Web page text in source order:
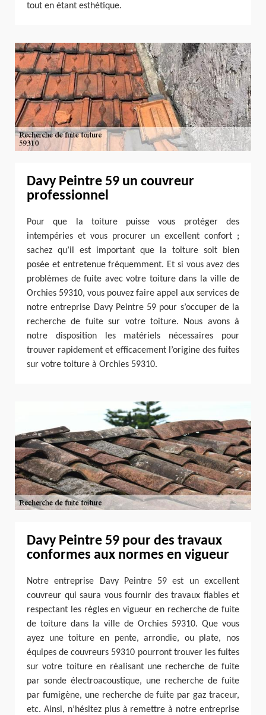
tout en étant esthétique.
Davy Peintre 59 un couvreur
professionnel
Pour que la toiture puisse vous protéger des
intempéries et vous procurer un excellent confort ;
sachez qu’il est important que la toiture soit bien
posée et entretenue fréquemment. Et si vous avez des
problèmes de fuite avec votre toiture dans la ville de
Orchies 59310, vous pouvez faire appel aux services de
notre entreprise Davy Peintre 59 pour s’occuper de la
recherche de fuite sur votre toiture. Nous avons à
notre disposition les matériels nécessaires pour
trouver rapidement et efficacement l’origine des fuites
sur votre toiture à Orchies 59310.
Davy Peintre 59 pour des travaux
conformes aux normes en vigueur
Notre entreprise Davy Peintre 59 est un excellent
couvreur qui saura vous fournir des travaux fiables et
respectant les règles en vigueur en recherche de fuite
de toiture dans la ville de Orchies 59310. Que vous
ayez une toiture en pente, arrondie, ou plate, nos
équipes de couvreurs 59310 pourront trouver les fuites
sur votre toiture en réalisant une recherche de fuite
par sonde électroacoustique, une recherche de fuite
par fumigène, une recherche de fuite par gaz traceur,
etc. Ainsi, n’hésitez plus à remettre à notre entreprise